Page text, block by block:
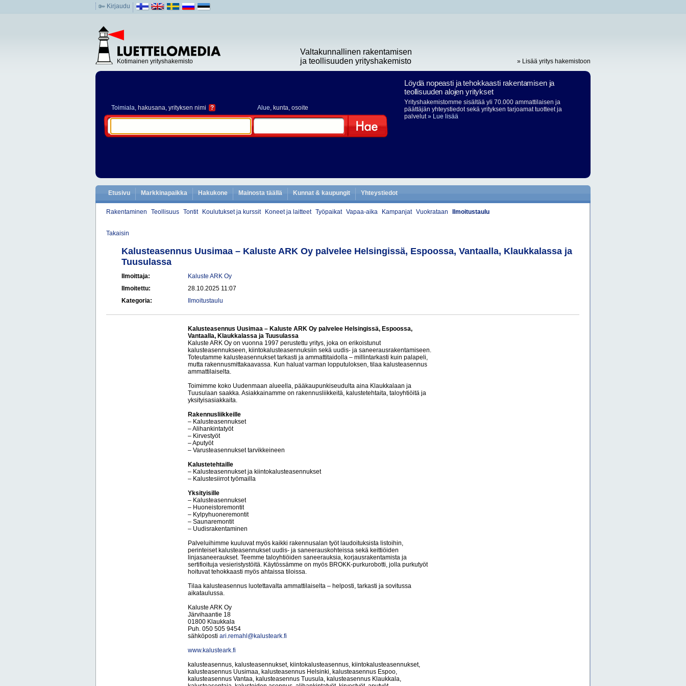
Kirjaudu
Kotimainen yrityshakemisto
Valtakunnallinen rakentamisen
ja teollisuuden yrityshakemisto
» Lisää yritys hakemistoon
Toimiala, hakusana, yrityksen nimi ? Alue, kunta, osoite
Löydä nopeasti ja tehokkaasti rakentamisen ja
teollisuuden alojen yritykset
Yrityshakemistomme sisältää yli 70.000 ammattilaisen ja
päättäjän yhteystiedot sekä yrityksen tarjoamat tuotteet ja
palvelut» Lue lisää
Etusivu Markkinapaikka Hakukone Mainosta täällä Kunnat & kaupungit Yhteystiedot
Rakentaminen Teollisuus Tontit Koulutukset ja kurssit Koneet ja laitteet Työpaikat Vapaa-aika Kampanjat Vuokrataan Ilmoitustaulu
Takaisin
Kalusteasennus Uusimaa – Kaluste ARK Oy palvelee Helsingissä, Espoossa, Vantaalla, Klaukkalassa ja
Tuusulassa
Ilmoittaja:
Kaluste ARK Oy
Ilmoitettu:
28.10.2025 11:07
Kategoria:
Ilmoitustaulu
Kalusteasennus Uusimaa – Kaluste ARK Oy palvelee Helsingissä, Espoossa,
Vantaalla, Klaukkalassa ja Tuusulassa
Kaluste ARK Oy on vuonna 1997 perustettu yritys, joka on erikoistunut
kalusteasennukseen, kiintokalusteasennuksiin sekä uudis- ja saneerausrakentamiseen.
Toteutamme kalusteasennukset tarkasti ja ammattitaidolla – millintarkasti kuin palapeli,
mutta rakennusmittakaavassa. Kun haluat varman lopputuloksen, tilaa kalusteasennus
ammattilaiselta.
Toimimme koko Uudenmaan alueella, pääkaupunkiseudulta aina Klaukkalaan ja
Tuusulaan saakka. Asiakkainamme on rakennusliikkeitä, kalustetehtaita, taloyhtiöitä ja
yksityisasiakkaita.
Rakennusliikkeille
– Kalusteasennukset
– Alihankintatyöt
– Kirvestyöt
– Aputyöt
– Varusteasennukset tarvikkeineen
Kalustetehtaille
– Kalusteasennukset ja kiintokalusteasennukset
– Kalustesiirrot työmailla
Yksityisille
– Kalusteasennukset
– Huoneistoremontit
– Kylpyhuoneremontit
– Saunaremontit
– Uudisrakentaminen
Palveluihimme kuuluvat myös kaikki rakennusalan työt laudoituksista listoihin,
perinteiset kalusteasennukset uudis- ja saneerauskohteissa sekä keittiöiden
linjasaneeraukset. Teemme taloyhtiöiden saneerauksia, korjausrakentamista ja
sertifioituja vesieristystöitä. Käytössämme on myös BROKK-purkurobotti, jolla purkutyöt
hoituvat tehokkaasti myös ahtaissa tiloissa.
Tilaa kalusteasennus luotettavalta ammattilaiselta – helposti, tarkasti ja sovitussa
aikataulussa.
Kaluste ARK Oy
Järvihaantie 18
01800 Klaukkala
Puh. 050 505 9454
sähköposti ari.remahl@kalusteark.fi
www.kalusteark.fi
kalusteasennus, kalusteasennukset, kiintokalusteasennus, kiintokalusteasennukset,
kalusteasennus Uusimaa, kalusteasennus Helsinki, kalusteasennus Espoo,
kalusteasennus Vantaa, kalusteasennus Tuusula, kalusteasennus Klaukkala,